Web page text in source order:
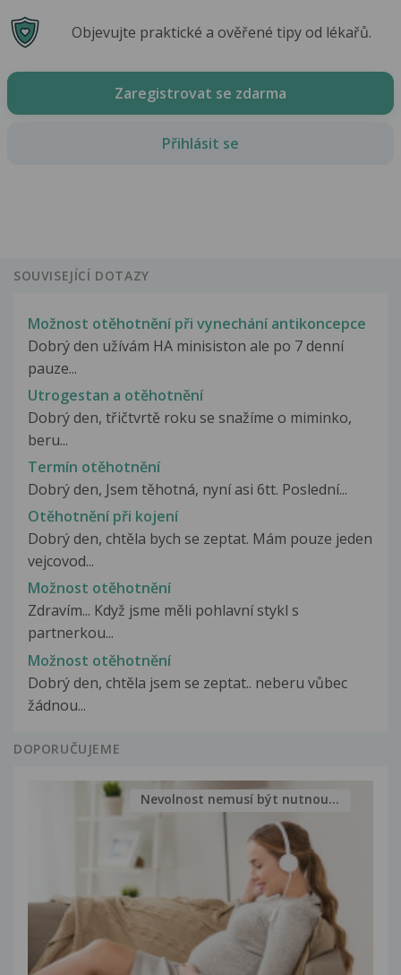
Objevujte praktické a ověřené tipy od lékařů.
Zaregistrovat se zdarma
Přihlásit se
SOUVISEJÍCÍ DOTAZY
Možnost otěhotnění při vynechání antikoncepce
Dobrý den užívám HA minisiston ale po 7 denní
pauze...
Utrogestan a otěhotnění
Dobrý den, třičtvrtě roku se snažíme o miminko,
beru...
Termín otěhotnění
Dobrý den, Jsem těhotná, nyní asi 6tt. Poslední...
Otěhotnění při kojení
Dobrý den, chtěla bych se zeptat. Mám pouze jeden
vejcovod...
Možnost otěhotnění
Zdravím... Když jsme měli pohlavní stykl s
partnerkou...
Možnost otěhotnění
Dobrý den, chtěla jsem se zeptat.. neberu vůbec
žádnou...
DOPORUČUJEME
Nevolnost nemusí být nutnou...